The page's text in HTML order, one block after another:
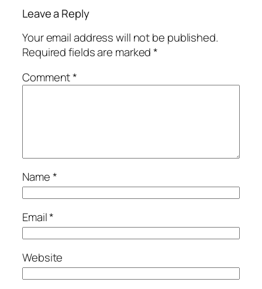
Leave a Reply
Your email address will not be published.
Required fields are marked*
Comment*
Name*
Email*
Website